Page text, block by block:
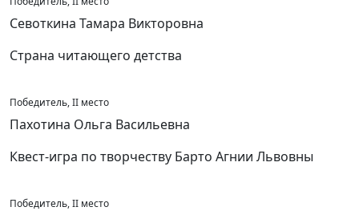
Севоткина Тамара Викторовна
Страна читающего детства
Победитель, II место
Пахотина Ольга Васильевна
Квест-игра по творчеству Барто Агнии Львовны
Победитель, II место